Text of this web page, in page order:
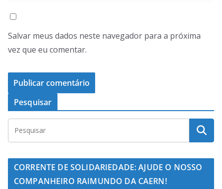
Salvar meus dados neste navegador para a próxima
vez que eu comentar.
Pesquisar
CORRENTE DE SOLIDARIEDADE: AJUDE O NOSSO
COMPANHEIRO RAIMUNDO DA CAERN!